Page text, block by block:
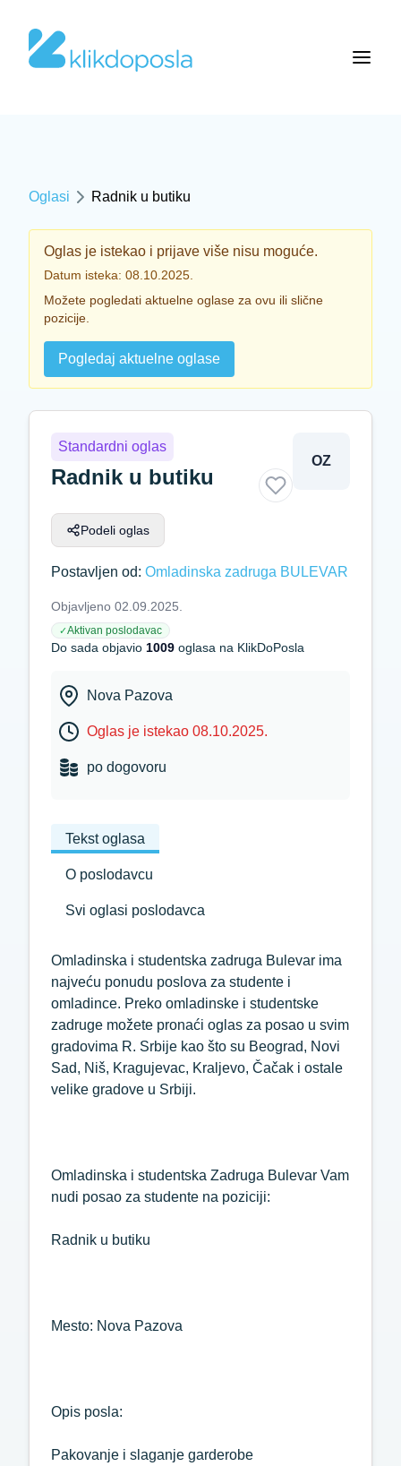
Oglasi Radnik u butiku
Oglas je istekao i prijave više nisu moguće.
Datum isteka: 08.10.2025.
Možete pogledati aktuelne oglase za ovu ili slične
pozicije.
Pogledaj aktuelne oglase
Standardni oglas
Radnik u butiku
Podeli oglas
OZ
Postavljen od: Omladinska zadruga BULEVAR
Objavljeno 02.09.2025.
✓Aktivan poslodavac
Do sada objavio 1009 oglasa na KlikDoPosla
Nova Pazova
Oglas je istekao 08.10.2025.
po dogovoru
Tekst oglasa
O poslodavcu
Svi oglasi poslodavca
Omladinska i studentska zadruga Bulevar ima
najveću ponudu poslova za studente i
omladince. Preko omladinske i studentske
zadruge možete pronaći oglas za posao u svim
gradovima R. Srbije kao što su Beograd, Novi
Sad, Niš, Kragujevac, Kraljevo, Čačak i ostale
velike gradove u Srbiji.
Omladinska i studentska Zadruga Bulevar Vam
nudi posao za studente na poziciji:
Radnik u butiku
Mesto: Nova Pazova
Opis posla:
Pakovanje i slaganje garderobe